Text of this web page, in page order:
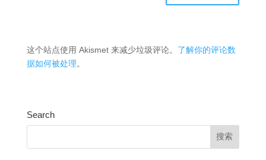
这个站点使用 Akismet 来减少垃圾评论。 了解你的评论数
据如何被处理。
Search